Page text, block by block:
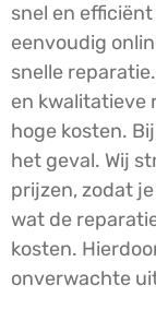
snel en
eenvoudig
snelle
en kwalitatieve
hoge kosten.
het geval. Wij
prijzen, zodat
wat de
kosten.
onverwachte